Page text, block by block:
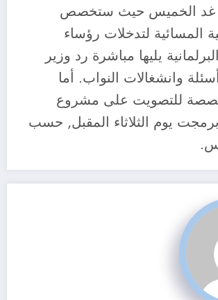
غد الخميس حيث ستخصص
المسائية لتدخلات رؤساء
يليها مباشرة رد وزير
وانشغالات النواب. أما
للتصويت على مشروع
يوم الثلاثاء المقبل, حسب